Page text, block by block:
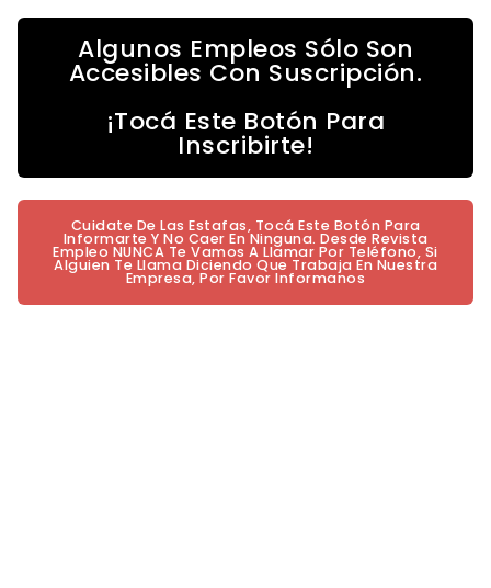
Algunos Empleos Sólo Son
Accesibles Con Suscripción.
¡Tocá Este Botón Para
Inscribirte!
Cuidate De Las Estafas, Tocá Este Botón Para
Informarte Y No Caer En Ninguna. Desde Revista
Empleo NUNCA Te Vamos A Llamar Por Teléfono, Si
Alguien Te Llama Diciendo Que Trabaja En Nuestra
Empresa, Por Favor Informanos